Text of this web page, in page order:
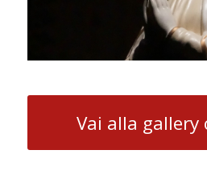
Vai alla gallery